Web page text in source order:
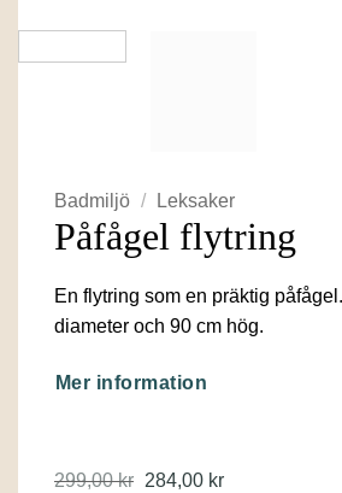
Badmiljö / Leksaker
Påfågel flytring
En flytring som en präktig
diameter och 90 cm hög.
Mer information
299,00kr Det
284,00 krDet